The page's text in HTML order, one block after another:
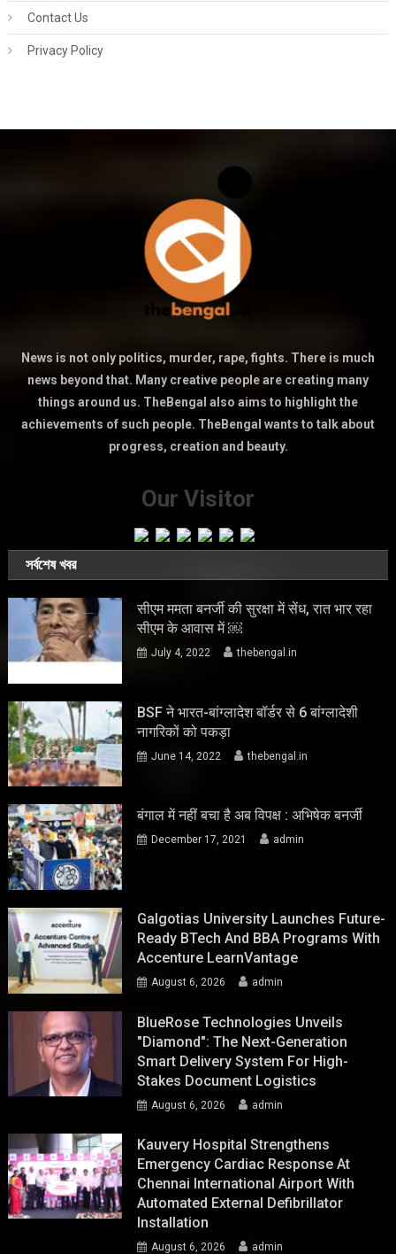
Contact Us
Privacy Policy
News is not only politics, murder, rape, fights. There is much
news beyond that. Many creative people are creating many
things around us. TheBengal also aims to highlight the
achievements of such people. TheBengal wants to talk about
progress, creation and beauty.
Our Visitor
সর্বশেষ খবর
सीएम ममता बनर्जी की सुरक्षा में सेंध, रात भार रहा
सीएम के आवास में ￼
July 4, 2022 thebengal.in
BSF ने भारत-बांग्लादेश बॉर्डर से 6 बांग्लादेशी
नागरिकों को पकड़ा
June 14, 2022 thebengal.in
बंगाल में नहीं बचा है अब विपक्ष : अभिषेक बनर्जी
December 17, 2021 admin
Galgotias University Launches Future-
Ready BTech And BBA Programs With
Accenture LearnVantage
August 6, 2026 admin
BlueRose Technologies Unveils
"Diamond": The Next-Generation
Smart Delivery System For High-
Stakes Document Logistics
August 6, 2026 admin
Kauvery Hospital Strengthens
Emergency Cardiac Response At
Chennai International Airport With
Automated External Defibrillator
Installation
August 6, 2026 admin